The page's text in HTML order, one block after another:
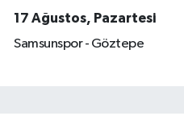
17 Ağustos, Pazartesi
Samsunspor - Göztepe